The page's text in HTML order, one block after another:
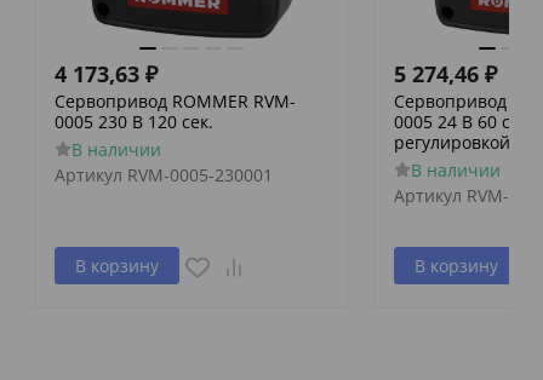
4 173,63 ₽
Сервопривод ROMMER RVM-
0005 230 В 120 сек.
В наличии
Артикул RVM-0005-230001
В корзину
5 274,46 ₽
Сервопривод
0005 24 В 60
регулировкой по
В наличии
Артикул RVM-
В корзину